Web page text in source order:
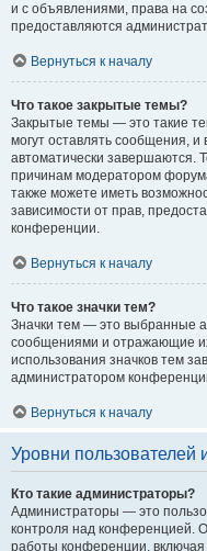
и с объявлениями, права на
предоставляются
Вернуться к началу
Что такое закрытые темы?
Закрытые темы — это такие
могут оставлять сообщения,
автоматически завершаются.
причинам модератором
также можете иметь
зависимости от прав,
конференции.
Вернуться к началу
Что такое значки тем?
Значки тем — это выбранные
сообщениями и отражающие
использования значков тем
администратором
Вернуться к началу
Уровни пользователей
Кто такие администраторы?
Администраторы — это
контроля над конференцией.
работы конференции, включая